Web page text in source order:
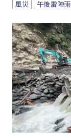
風災 午後雷陣雨